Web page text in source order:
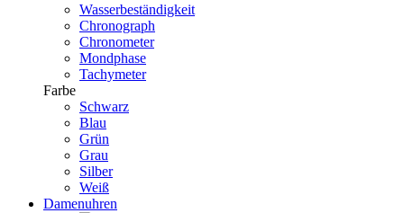
Wasserbeständigkeit
Chronograph
Chronometer
Mondphase
Tachymeter
Farbe
Schwarz
Blau
Grün
Grau
Silber
Weiß
Damenuhren